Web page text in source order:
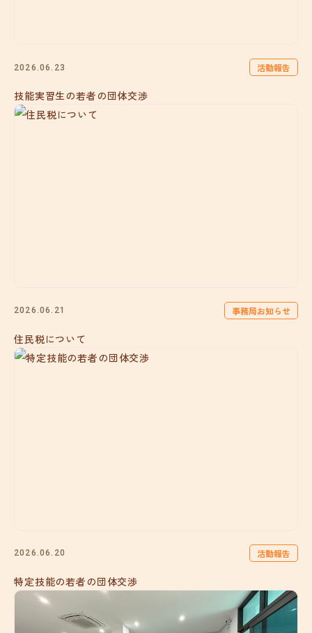
2026.06.23 活動報告
技能実習生の若者の団体交渉
2026.06.21 事務局お知らせ
住民税について
2026.06.20 活動報告
特定技能の若者の団体交渉